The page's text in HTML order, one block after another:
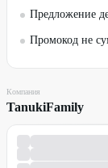
Предложение
Промокод не
Компания
TanukiFamily